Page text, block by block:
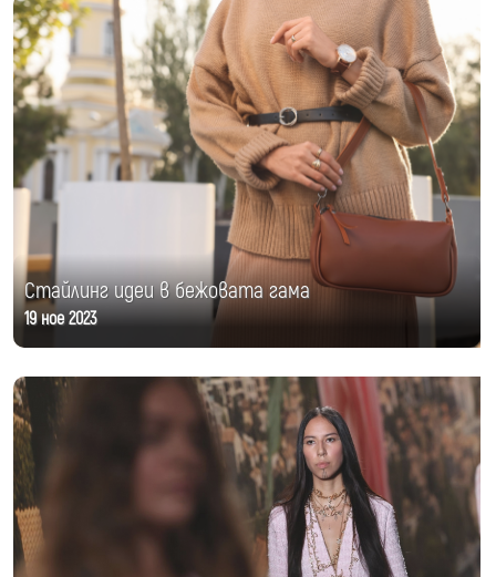
Стайлинг идеи в бежовата гама
19 ное 2023